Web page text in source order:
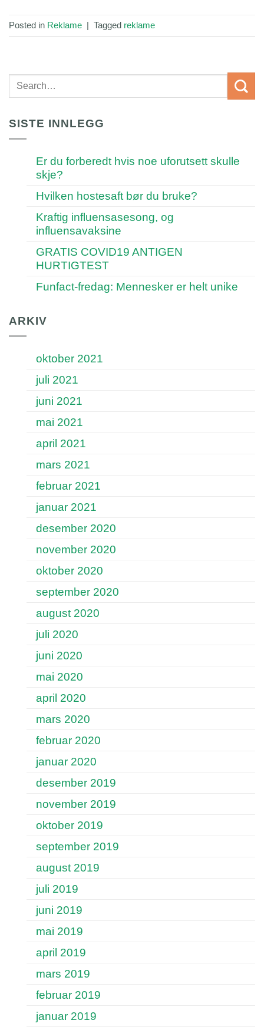
Posted in Reklame | Tagged reklame
SISTE INNLEGG
Er du forberedt hvis noe uforutsett skulle
skje?
Hvilken hostesaft bør du bruke?
Kraftig influensasesong, og
influensavaksine
GRATIS COVID19 ANTIGEN
HURTIGTEST
Funfact-fredag: Mennesker er helt unike
ARKIV
oktober 2021
juli 2021
juni 2021
mai 2021
april 2021
mars 2021
februar 2021
januar 2021
desember 2020
november 2020
oktober 2020
september 2020
august 2020
juli 2020
juni 2020
mai 2020
april 2020
mars 2020
februar 2020
januar 2020
desember 2019
november 2019
oktober 2019
september 2019
august 2019
juli 2019
juni 2019
mai 2019
april 2019
mars 2019
februar 2019
januar 2019